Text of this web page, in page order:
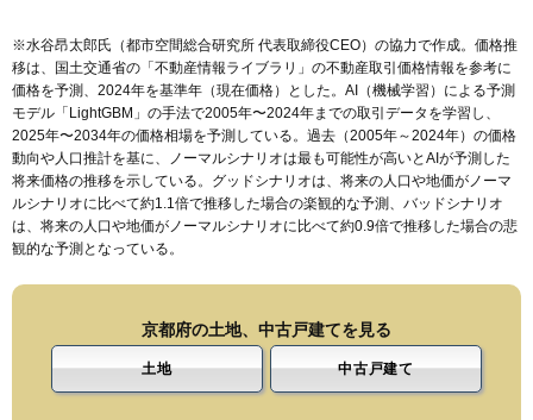
※水谷昂太郎氏（都市空間総合研究所 代表取締役CEO）の協力で作成。価格推
移は、国土交通省の「 不動産情報ライブラリ 」の不動産取引価格情報を参考に
価格を予測、2024年を基準年（現在価格）とした。AI（機械学習）による予測
モデル「LightGBM」の手法で2005年〜2024年までの取引データを学習し、
2025年〜2034年の価格相場を予測している。過去（2005年～2024年）の価格
動向や人口推計を基に、ノーマルシナリオは最も可能性が高いとAIが予測した
将来価格の推移を示している。グッドシナリオは、将来の人口や地価がノーマ
ルシナリオに比べて約1.1倍で推移した場合の楽観的な予測、バッドシナリオ
は、将来の人口や地価がノーマルシナリオに比べて約0.9倍で推移した場合の悲
観的な予測となっている。
京都府の土地、中古戸建てを見る
土地 中古戸建て